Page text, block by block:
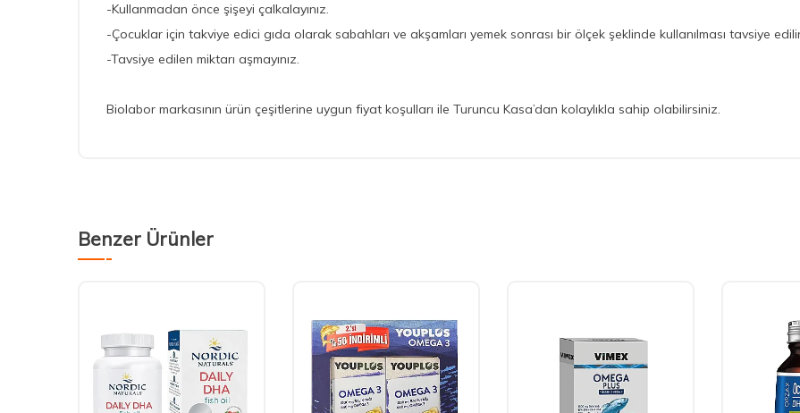
-Kullanmadan önce şişeyi çalkalayınız.
-Çocuklar için takviye edici gıda olarak sabahları ve akşamları yemek sonrası bir ölçek şeklinde kullanılması tavsiye
-Tavsiye edilen miktarı aşmayınız.
Biolabor markasının ürün çeşitlerine uygun fiyat koşulları ile Turuncu Kasa’dan kolaylıkla sahip olabilirsiniz.
Benzer Ürünler